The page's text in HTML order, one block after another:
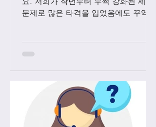
문제로 많은 타격을 입었음에도 꾸역꾸
다. Vip...